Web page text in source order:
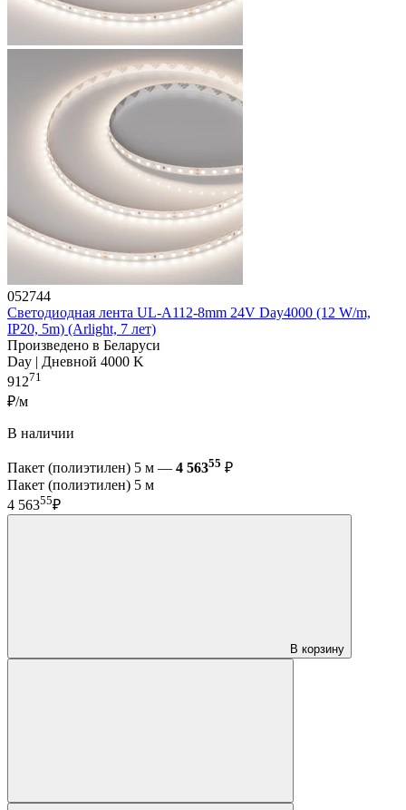
052744
Светодиодная лента UL-A112-8mm 24V Day4000 (12 W/m,
IP20, 5m) (Arlight, 7 лет)
Произведено в Беларуси
Day | Дневной 4000 K
91271
₽/м
В наличии
Пакет (полиэтилен) 5 м — 4 56355 ₽
Пакет (полиэтилен) 5 м
4 56355₽
В корзину